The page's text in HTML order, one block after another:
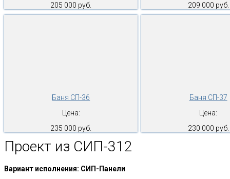
205 000 руб.
209 000 руб.
Баня СП-36
Цена:
235 000 руб.
Баня СП-37
Цена:
230 000 руб.
Проект из СИП-312
Вариант исполнения: СИП-Панели